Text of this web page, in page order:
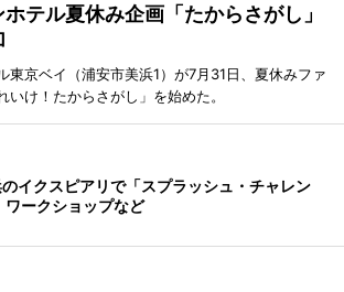
テル夏休み企画「たからさがし」
東京ベイ（浦安市美浜1）が7月31日、夏休みファ
いけ！たからさがし」を始めた。
イクスピアリで「スプラッシュ・チャレン
ワークショップなど